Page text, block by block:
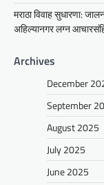
मराठा विवाह सुधारणा:
अहिल्यानगर लग्न
Archives
December
September
August 2025
July 2025
June 2025